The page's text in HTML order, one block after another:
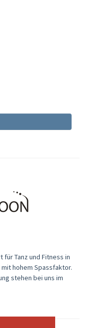
für Tanz und Fitness in
hohem Spassfaktor.
stehen bei uns im